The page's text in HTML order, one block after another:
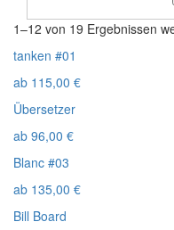
1–12 von 19 Ergebnissen
tanken #01
ab 115,00 €
Übersetzer
ab 96,00 €
Blanc #03
ab 135,00 €
Bill Board